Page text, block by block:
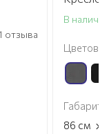
отзыва
В наличии
Габариты
86 см ×